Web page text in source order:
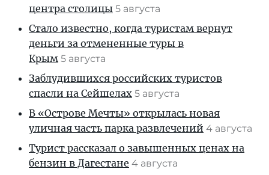
центра столицы 5 августа
Стало известно, когда туристам вернут
деньги за отмененные туры в
Крым 5 августа
Заблудившихся российских туристов
спасли на Сейшелах 5 августа
В «Острове Мечты» открылась новая
уличная часть парка развлечений 4 августа
Турист рассказал о завышенных ценах на
бензин в Дагестане 4 августа